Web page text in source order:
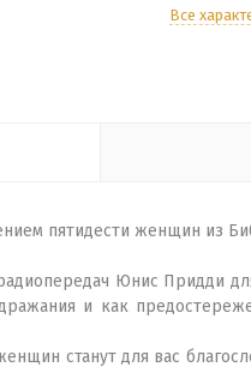
Все
пятидести женщин из
Юнис Придди
и как
станут для вас